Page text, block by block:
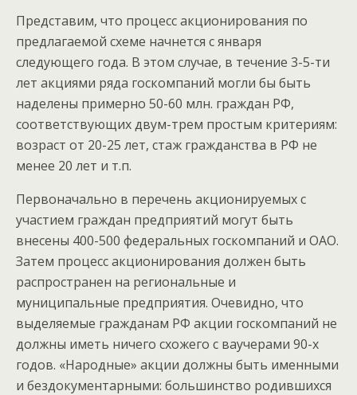
Представим, что процесс акционирования по
предлагаемой схеме начнется с января
следующего года. В этом случае, в течение 3-5-ти
лет акциями ряда госкомпаний могли бы быть
наделены примерно 50-60 млн. граждан РФ,
соответствующих двум-трем простым критериям:
возраст от 20-25 лет, стаж гражданства в РФ не
менее 20 лет и т.п.
Первоначально в перечень акционируемых с
участием граждан предприятий могут быть
внесены 400-500 федеральных госкомпаний и ОАО.
Затем процесс акционирования должен быть
распространен на региональные и
муниципальные предприятия. Очевидно, что
выделяемые гражданам РФ акции госкомпаний не
должны иметь ничего схожего с ваучерами 90-х
годов. «Народные» акции должны быть именными
и бездокументарными: большинство родившихся